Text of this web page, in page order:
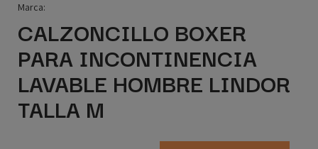
Marca:
CALZONCILLO BOXER
PARA INCONTINENCIA
LAVABLE HOMBRE LINDOR
TALLA M